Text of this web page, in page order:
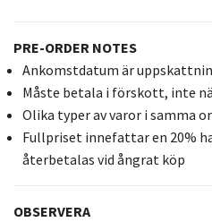
PRE-ORDER NOTES
Ankomstdatum är
Måste betala i förskott, inte
Olika typer av varor i samma
Fullpriset innefattar en 20%
återbetalas vid ångrat köp
OBSERVERA